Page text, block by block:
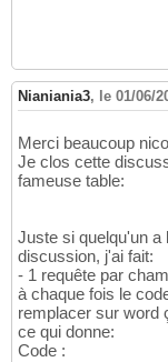
Nianiania3, le 01/06/
Merci beaucoup
Je clos cette
fameuse table:
Juste si quelqu'un
discussion, j'ai fait:
- 1 requête par
à chaque fois le
remplacer sur word
ce qui donne:
Code :